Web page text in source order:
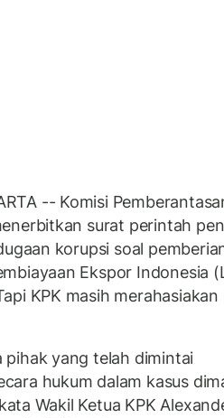
-- Komisi
surat perintah
korupsi soal
Ekspor Indonesia
KPK masih
pihak yang telah dimintai
hukum dalam kasus
Wakil Ketua KPK